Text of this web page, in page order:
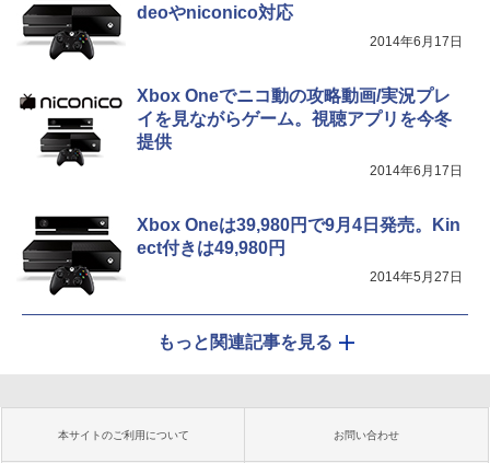
deoやniconico対応
2014年6月17日
Xbox Oneでニコ動の攻略動画/実況プレ
イを見ながらゲーム。視聴アプリを今冬
提供
2014年6月17日
Xbox Oneは39,980円で9月4日発売。Kin
ect付きは49,980円
2014年5月27日
もっと関連記事を見る
本サイトのご利用について お問い合わせ